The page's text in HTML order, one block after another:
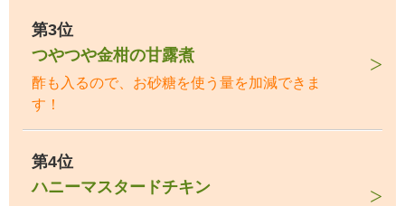
第3位
つやつや金柑の甘露煮
酢も入るので、お砂糖を使う量を加減できま
す！
第4位
ハニーマスタードチキン